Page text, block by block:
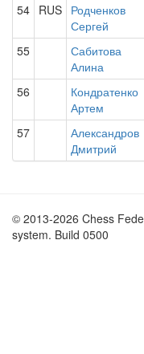
54 RUS Родченков
Сергей
55
Сабитова
Алина
56
Кондратенко
Артем
57
Александров
Дмитрий
© 2013-2026 Chess
system. Build 0500